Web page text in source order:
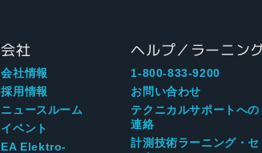
会社
会社情報
採用情報
ニュースルーム
イベント
EA Elektro-
ヘルプ／ラーニン
1-800-833-9200
お問い合わせ
テクニカルサポートへの
連絡
計測技術ラーニング・セ